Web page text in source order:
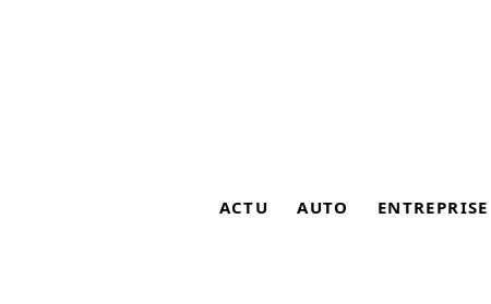
ACTU AUTO ENTREPRISE